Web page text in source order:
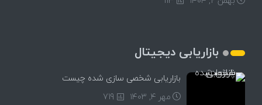
بازاریابی دیجیتال
بازاریابی شخصی سازی شده چیست
مهر ۴, ۱۴۰۳
719